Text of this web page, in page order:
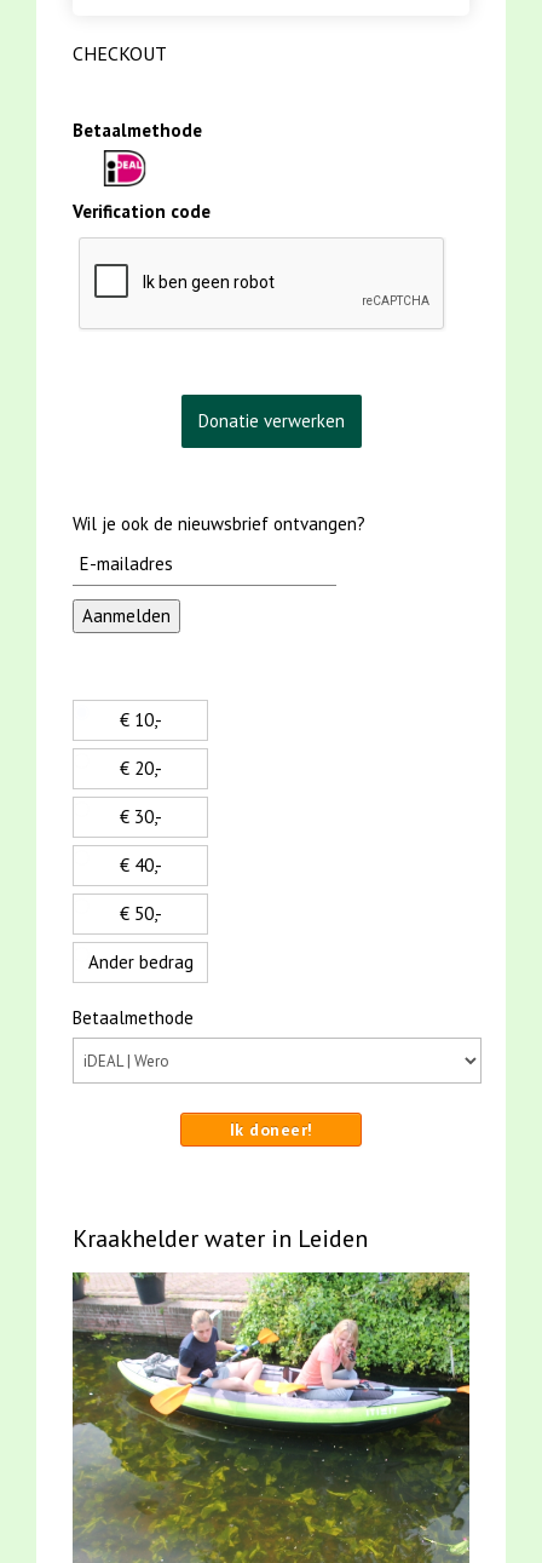
CHECKOUT
Betaalmethode
Verification code
Wil je ook de nieuwsbrief ontvangen?
€ 10,-
€ 20,-
€ 30,-
€ 40,-
€ 50,-
Ander bedrag
Betaalmethode
Ik doneer!
Kraakhelder water in Leiden